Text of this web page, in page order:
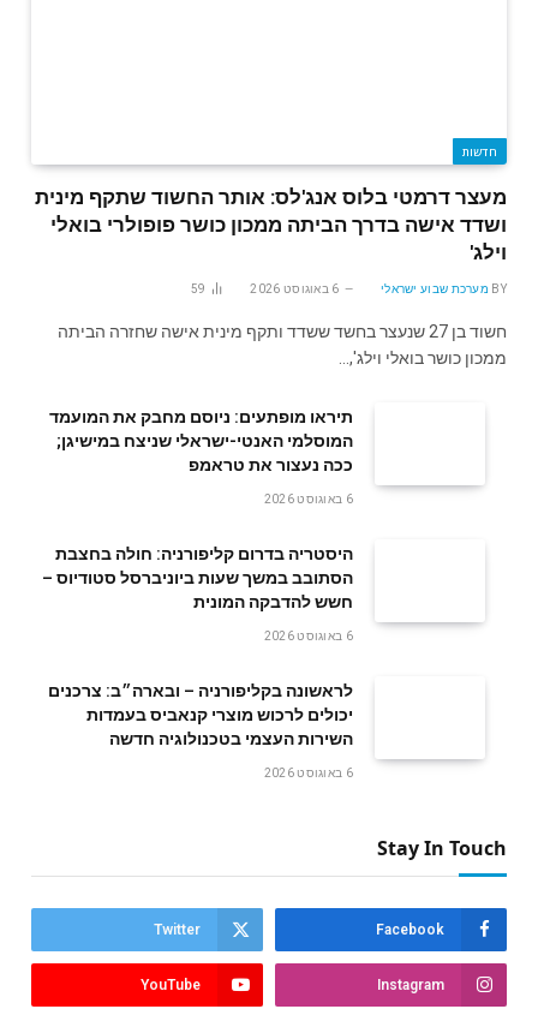
חדשות
מעצר דרמטי בלוס אנג'לס: אותר החשוד שתקף מינית
ושדד אישה בדרך הביתה ממכון כושר פופולרי בואלי
וילג'
BY מערכת שבוע ישראלי 6 באוגוסט 2026 59
חשוד בן 27 שנעצר בחשד ששדד ותקף מינית אישה שחזרה הביתה
ממכון כושר בואלי וילג',…
תיראו מופתעים: ניוסם מחבק את המועמד
המוסלמי האנטי-ישראלי שניצח במישיגן;
ככה נעצור את טראמפ
6 באוגוסט 2026
היסטריה בדרום קליפורניה: חולה בחצבת
הסתובב במשך שעות ביוניברסל סטודיוס –
חשש להדבקה המונית
6 באוגוסט 2026
לראשונה בקליפורניה – ובארה״ב: צרכנים
יכולים לרכוש מוצרי קנאביס בעמדות
השירות העצמי בטכנולוגיה חדשה
6 באוגוסט 2026
Stay In Touch
Facebook
Twitter
Instagram
YouTube